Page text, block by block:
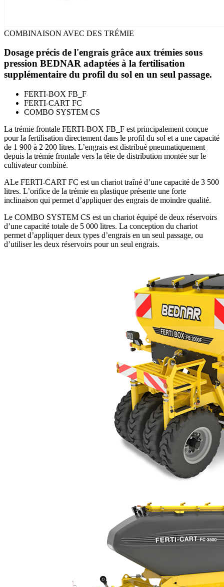
COMBINAISON AVEC DES TRÉMIE
Dosage précis de l'engrais grâce aux trémies sous
pression BEDNAR adaptées à la fertilisation
supplémentaire du profil du sol en un seul passage.
FERTI-BOX FB_F
FERTI-CART FC
COMBO SYSTEM CS
La trémie frontale FERTI-BOX FB_F est principalement conçue
pour la fertilisation directement dans le profil du sol et a une capacité
de 1 900 à 2 200 litres. L’engrais est distribué pneumatiquement
depuis la trémie frontale vers la tête de distribution montée sur le
cultivateur combiné.
ALe FERTI-CART FC est un chariot traîné d’une capacité de 3 500
litres. L’orifice de la trémie en plastique présente une forte
inclinaison qui permet d’appliquer des engrais de moindre qualité.
Le COMBO SYSTEM CS est un chariot équipé de deux réservoirs
d’une capacité totale de 5 000 litres. La conception du chariot
permet d’appliquer deux types d’engrais en un seul passage, ou
d’utiliser les deux réservoirs pour un seul engrais.